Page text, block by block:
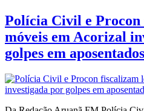
Polícia Civil e
móveis em Acorizal
golpes em aposentados